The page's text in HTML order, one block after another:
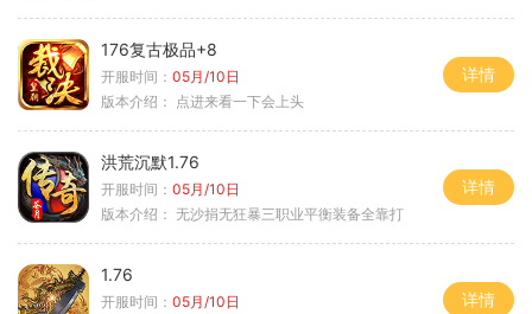
176复古极品+8
开服时间： 05月/10日
版本介绍： 点进来看一下会上头
详情
洪荒沉默1.76
开服时间： 05月/10日
版本介绍： 无沙捐无狂暴三职业平衡装备全靠打
详情
1.76
开服时间： 05月/10日
详情